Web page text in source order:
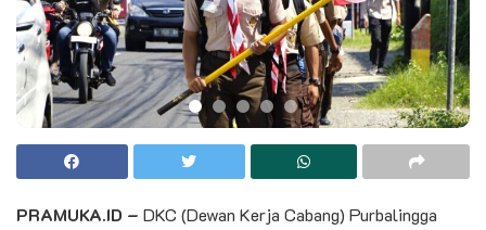
PRAMUKA.ID – DKC (Dewan Kerja Cabang) Purbalingga